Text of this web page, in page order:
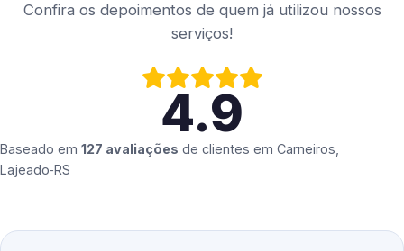
Confira os depoimentos de quem já utilizou nossos
serviços!
4.9
Baseado em 127 avaliações de clientes em Carneiros,
Lajeado‑RS